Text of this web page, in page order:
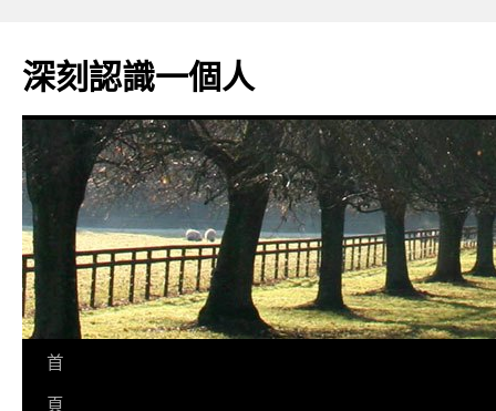
主
要
深刻認識一個人
首
頁